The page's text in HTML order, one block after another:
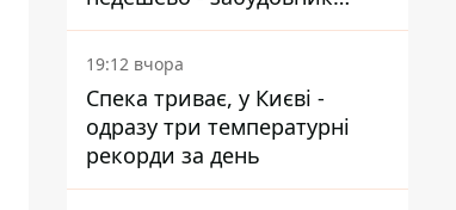
Ніконов
19:12 вчора
Спека триває, у Києві -
одразу три температурні
рекорди за день